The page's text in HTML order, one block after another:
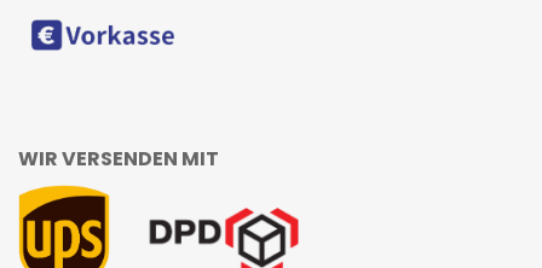
WIR VERSENDEN MIT